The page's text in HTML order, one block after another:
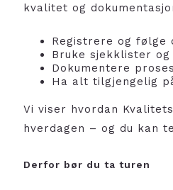
kvalitet og
Registrere og følge
Bruke sjekklister
Dokumentere
Ha alt tilgjengelig
Vi viser hvordan
hverdagen – og du kan
Derfor bør du ta turen